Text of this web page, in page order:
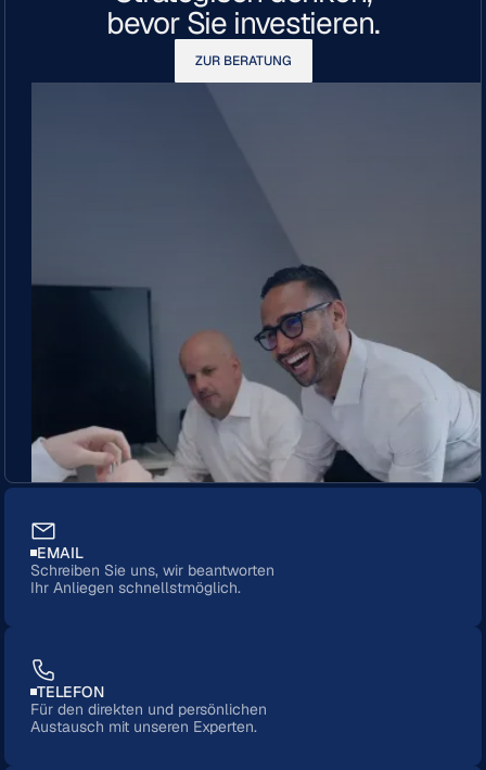
bevor Sie investieren.
ZUR BERATUNG
EMAIL
Schreiben Sie uns, wir beantworten
Ihr Anliegen schnellstmöglich.
TELEFON
Für den direkten und persönlichen
Austausch mit unseren Experten.